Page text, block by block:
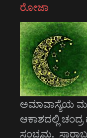
ರೋಜಾ
ಅಮಾವಾಸ್ಯೆಯ
ಆಕಾಶದಲ್ಲಿ
ಸಂಭ್ರಮ.